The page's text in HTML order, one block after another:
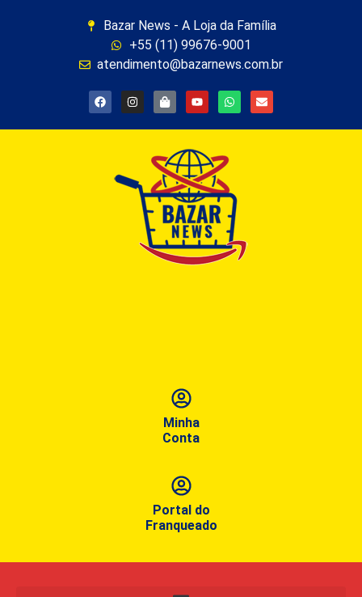
Bazar News - A Loja da Família
+55 (11) 99676-9001
atendimento@bazarnews.com.br
Minha
Conta
Portal do
Franqueado